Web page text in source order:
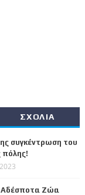
ΣΧΟΛΙΑ
συγκέντρωση του
πόλης!
Αδέσποτα Ζώα